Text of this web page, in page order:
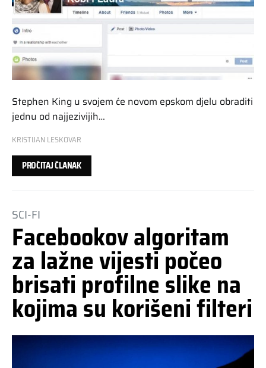
Stephen King u svojem će novom epskom djelu obraditi
jednu od najjezivijih…
KRISTIJAN LESKOVAR
PROČITAJ ČLANAK
SCI-FI
Facebookov algoritam
za lažne vijesti počeo
brisati profilne slike na
kojima su korišeni filteri